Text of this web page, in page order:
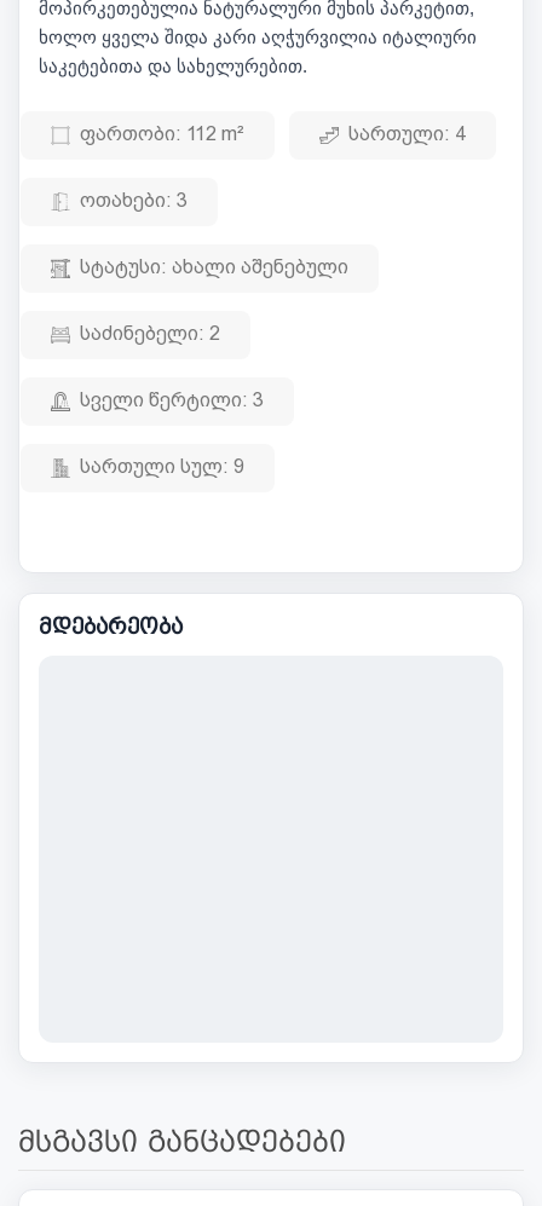
მოპირკეთებულია ნატურალური მუხის პარკეტით,
ხოლო ყველა შიდა კარი აღჭურვილია იტალიური
საკეტებითა და სახელურებით.
ფართობი: 112 m² სართული: 4
ოთახები: 3
სტატუსი: ახალი აშენებული
საძინებელი: 2
სველი წერტილი: 3
სართული სულ: 9
მდებარეობა
მსგავსი განცადებები
450 000